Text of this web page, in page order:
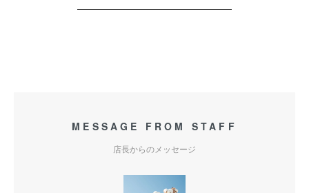
MESSAGE FROM STAFF
店長からのメッセージ